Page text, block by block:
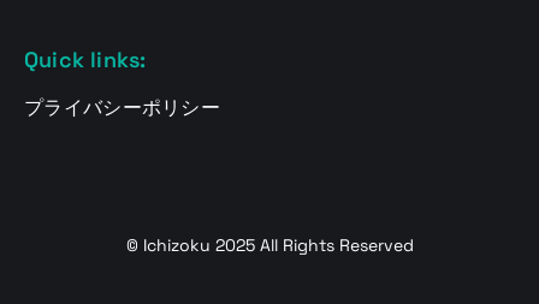
Quick links:
プライバシーポリシー
© Ichizoku 2025 All Rights Reserved